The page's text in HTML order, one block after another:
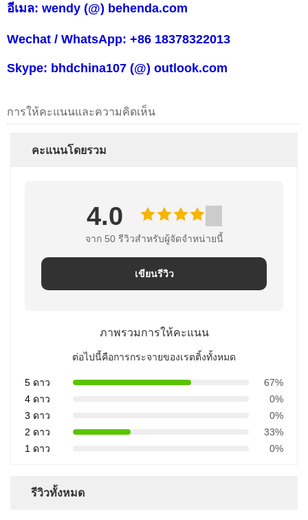
อีเมล: wendy (@) behenda.com
Wechat / WhatsApp: +86 18378322013
Skype: bhdchina107 (@) outlook.com
การให้คะแนนและความคิดเห็น
คะแนนโดยรวม
4.0
จาก 50 รีวิวสําหรับผู้จัดจําหน่ายนี้
เขียนรีวิว
ภาพรวมการให้คะแนน
ต่อไปนี้คือการกระจายของเรตติ้งทั้งหมด
5 ดาว
67%
4 ดาว
0%
3 ดาว
0%
2 ดาว
33%
1 ดาว
0%
รีวิวทั้งหมด